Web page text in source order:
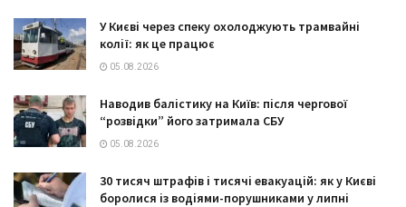
У Києві через спеку охолоджують трамвайні
колії: як це працює
05.08.2026
Наводив балістику на Київ: після чергової
“розвідки” його затримала СБУ
05.08.2026
30 тисяч штрафів і тисячі евакуацій: як у Києві
боролися із водіями-порушниками у липні